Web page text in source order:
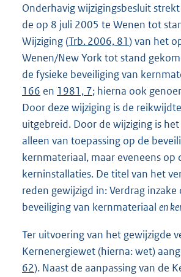
Onderhavig wijzigingsbesluit
de op 8 juli 2005 te Wenen tot
Wijziging (Trb. 2006, 81) van het
Wenen/New York tot stand
de fysieke beveiliging van
166 en 1981, 7; hierna ook
Door deze wijziging is de
uitgebreid. Door de wijziging is
alleen van toepassing op de
kernmateriaal, maar eveneens op
kerninstallaties. De titel van het
reden gewijzigd in: Verdrag inzake
beveiliging van kernmateriaal en
Ter uitvoering van het gewijzigde
Kernenergiewet (hierna: wet)
62). Naast de aanpassing van de